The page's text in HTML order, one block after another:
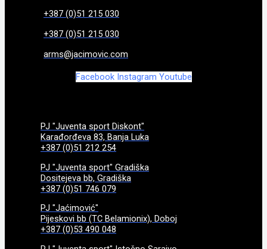
+387 (0)51 215 030
+387 (0)51 215 030
arms@jacimovic.com
Facebook Instagram Youtube
PJ "Juventa sport Diskont"
Karađorđeva 83, Banja Luka
+387 (0)51 212 254
PJ "Juventa sport" Gradiška
Dositejeva bb, Gradiška
+387 (0)51 746 079
PJ "Jaćimović"
Pijeskovi bb (TC Belamionix), Doboj
+387 (0)53 490 048